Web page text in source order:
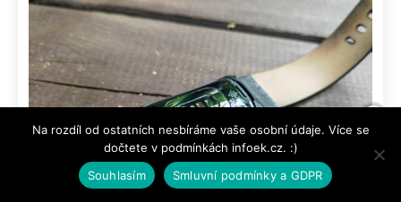
Na rozdíl od ostatních nesbíráme vaše osobní údaje. Více se
dočtete v podmínkách infoek.cz. :)
Souhlasím
Smluvní podmínky a GDPR